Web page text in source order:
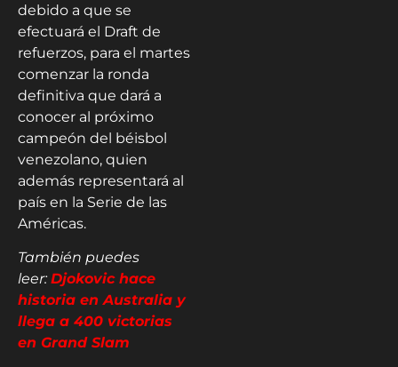
debido a que se
efectuará el Draft de
refuerzos, para el martes
comenzar la ronda
definitiva que dará a
conocer al próximo
campeón del béisbol
venezolano, quien
además representará al
país en la Serie de las
Américas.
También puedes
leer: Djokovic hace
historia en Australia y
llega a 400 victorias
en Grand Slam